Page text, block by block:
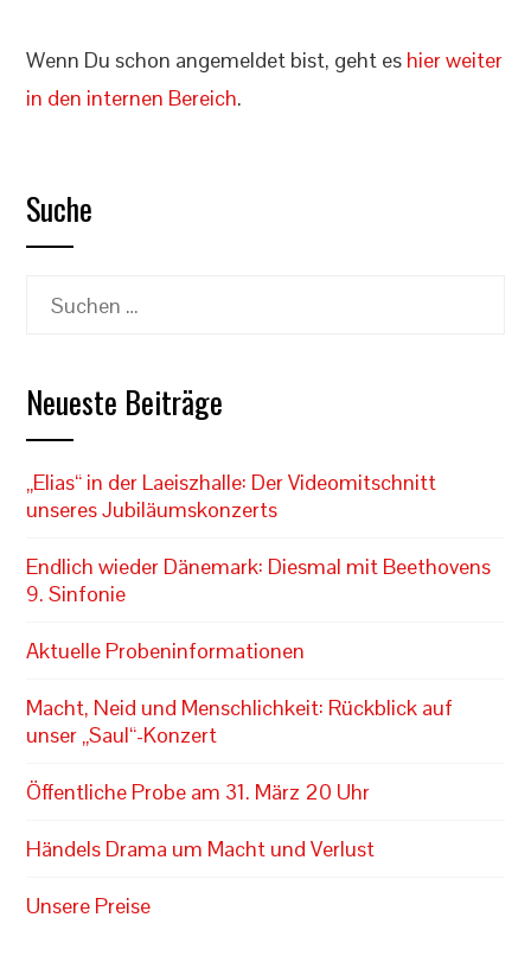
Wenn Du schon angemeldet bist, geht es hier weiter
in den internen Bereich.
Suche
Suchen
Neueste Beiträge
„Elias“ in der Laeiszhalle: Der Videomitschnitt
unseres Jubiläumskonzerts
Endlich wieder Dänemark: Diesmal mit Beethovens
9. Sinfonie
Aktuelle Probeninformationen
Macht, Neid und Menschlichkeit: Rückblick auf
unser „Saul“-Konzert
Öffentliche Probe am 31. März 20 Uhr
Händels Drama um Macht und Verlust
Unsere Preise